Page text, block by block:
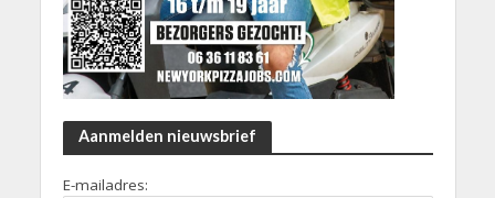
Aanmelden nieuwsbrief
E-mailadres: